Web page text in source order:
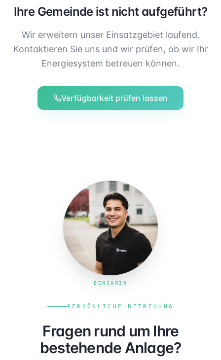
Ihre Gemeinde ist nicht aufgeführt?
Wir erweitern unser Einsatzgebiet laufend.
Kontaktieren Sie uns und wir prüfen, ob wir Ihr
Energiesystem betreuen können.
Verfügbarkeit prüfen lassen
BENJAMIN
PERSÖNLICHE BETREUUNG
Fragen rund um Ihre
bestehende Anlage?